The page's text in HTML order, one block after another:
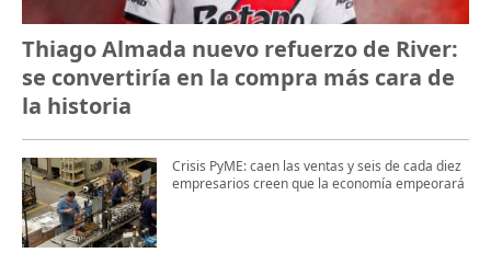
Thiago Almada nuevo refuerzo de River:
se convertiría en la compra más cara de
la historia
Crisis PyME: caen las ventas y seis de cada diez
empresarios creen que la economía empeorará